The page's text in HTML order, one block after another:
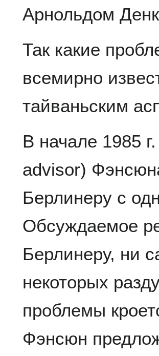
Арнольдом
Так какие
всемирно
тайваньским
В начале 1985
advisor)
Берлинеру с
Обсуждаемое
Берлинеру, ни
некоторых
проблемы
Фэнсюн